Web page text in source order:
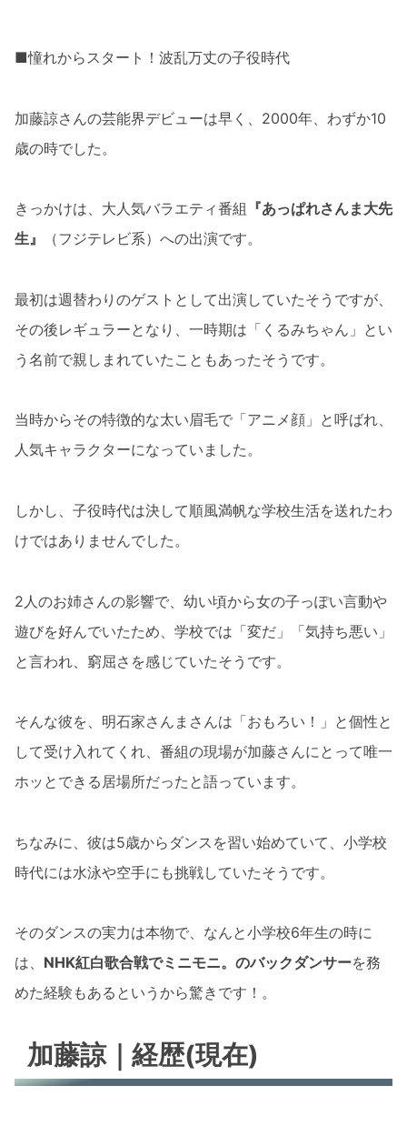
■憧れからスタート！波乱万丈の子役時代
加藤諒さんの芸能界デビューは早く、2000年、わずか10
歳の時でした。
きっかけは、大人気バラエティ番組 『あっぱれさんま大先
生』
（フジテレビ系）への出演です。
最初は週替わりのゲストとして出演していたそうですが、
その後レギュラーとなり、一時期は「くるみちゃん」とい
う名前で親しまれていたこともあったそうです。
当時からその特徴的な太い眉毛で「アニメ顔」と呼ばれ、
人気キャラクターになっていました。
しかし、子役時代は決して順風満帆な学校生活を送れたわ
けではありませんでした。
2人のお姉さんの影響で、幼い頃から女の子っぽい言動や
遊びを好んでいたため、学校では「変だ」「気持ち悪い」
と言われ、窮屈さを感じていたそうです。
そんな彼を、明石家さんまさんは「おもろい！」と個性と
して受け入れてくれ、番組の現場が加藤さんにとって唯一
ホッとできる居場所だったと語っています。
ちなみに、彼は5歳からダンスを習い始めていて、小学校
時代には水泳や空手にも挑戦していたそうです。
そのダンスの実力は本物で、なんと小学校6年生の時に
は、 NHK紅白歌合戦でミニモニ。のバックダンサーを務
めた経験もあるというから驚きです！。
加藤諒｜経歴(現在)